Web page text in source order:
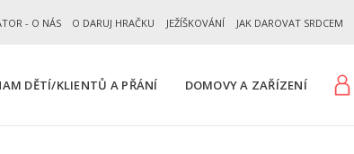
- O NÁS O DARUJ HRAČKU JEŽÍŠKOVÁNÍ JAK DAROVAT SRDCEM
DĚTÍ/KLIENTŮ A PŘÁNÍ DOMOVY A ZAŘÍZENÍ